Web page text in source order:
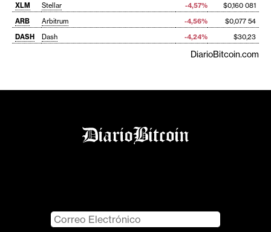
XLM
Stellar -4,57%
$0,160 081
ARB
Arbitrum -4,56%
$0,077 54
DASH
Dash -4,24% $30,23
DiarioBitcoin.com